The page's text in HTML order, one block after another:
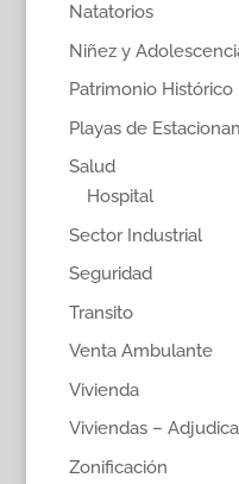
Natatorios
Niñez y
Patrimonio Histórico
Playas de
Salud
Hospital
Sector Industrial
Seguridad
Transito
Venta Ambulante
Vivienda
Viviendas –
Zonificación